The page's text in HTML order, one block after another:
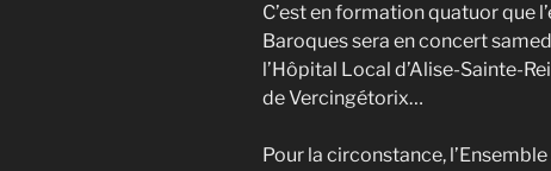
C’est en formation quatuor que
Baroques sera en concert
l’Hôpital Local d’Alise-Sainte-
de Vercingétorix…
Pour la circonstance,